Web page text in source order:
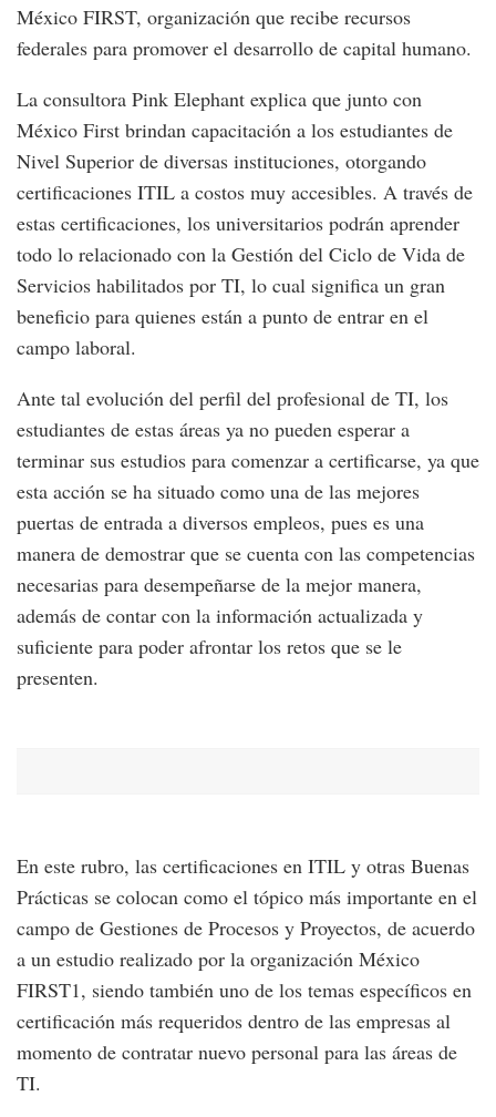
México FIRST, organización que recibe recursos
federales para promover el desarrollo de capital humano.
La consultora Pink Elephant explica que junto con
México First brindan capacitación a los estudiantes de
Nivel Superior de diversas instituciones, otorgando
certificaciones ITIL a costos muy accesibles. A través de
estas certificaciones, los universitarios podrán aprender
todo lo relacionado con la Gestión del Ciclo de Vida de
Servicios habilitados por TI, lo cual significa un gran
beneficio para quienes están a punto de entrar en el
campo laboral.
Ante tal evolución del perfil del profesional de TI, los
estudiantes de estas áreas ya no pueden esperar a
terminar sus estudios para comenzar a certificarse, ya que
esta acción se ha situado como una de las mejores
puertas de entrada a diversos empleos, pues es una
manera de demostrar que se cuenta con las competencias
necesarias para desempeñarse de la mejor manera,
además de contar con la información actualizada y
suficiente para poder afrontar los retos que se le
presenten.
En este rubro, las certificaciones en ITIL y otras Buenas
Prácticas se colocan como el tópico más importante en el
campo de Gestiones de Procesos y Proyectos, de acuerdo
a un estudio realizado por la organización México
FIRST1, siendo también uno de los temas específicos en
certificación más requeridos dentro de las empresas al
momento de contratar nuevo personal para las áreas de
TI.